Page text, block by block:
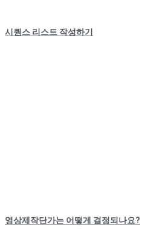
시퀀스 리스트 작성하기
영상제작단가는 어떻게 결정되나요?